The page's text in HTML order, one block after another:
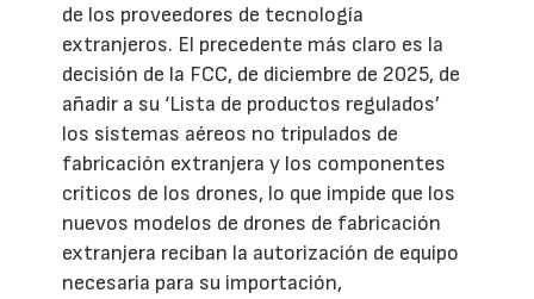
de los proveedores de tecnología
extranjeros. El precedente más claro es la
decisión de la FCC, de diciembre de 2025, de
añadir a su ‘Lista de productos regulados’
los sistemas aéreos no tripulados de
fabricación extranjera y los componentes
críticos de los drones, lo que impide que los
nuevos modelos de drones de fabricación
extranjera reciban la autorización de equipo
necesaria para su importación,